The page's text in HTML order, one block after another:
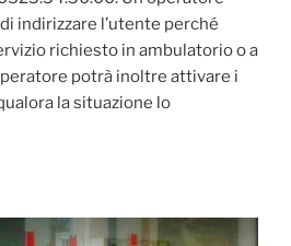
indirizzare l’utente perché
richiesto in ambulatorio o a
potrà inoltre attivare i
la situazione lo